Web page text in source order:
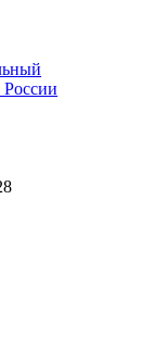
России